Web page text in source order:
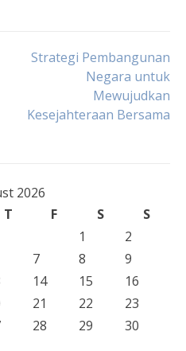
Strategi Pembangunan
Negara untuk
Mewujudkan
Kesejahteraan Bersama
2026
T F S
S
1
2
7 8
9
14 15
16
21 22
23
28 29
30